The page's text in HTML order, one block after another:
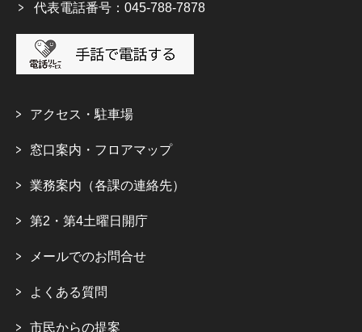
代表電話番号：045-788-7878
アクセス・駐車場
窓口案内・フロアマップ
業務案内（各課の連絡先）
第2・第4土曜日開庁
メールでのお問合せ
よくある質問
市民からの提案